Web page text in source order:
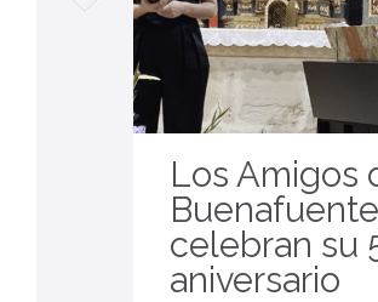
Los Amigos
Buenafuente
celebran su
aniversario